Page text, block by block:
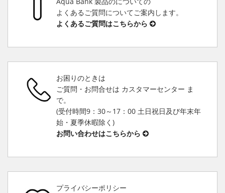
よくあるご質問についてご案内します。
よくあるご質問はこちらから
お困りのときは
ご質問・お問合せは カスタマーセンター ま
で。
(受付時間9：30～17：00 土日祝日及び年末年
始・夏季休暇除く)
お問い合わせはこちらから
プライバシーポリシー